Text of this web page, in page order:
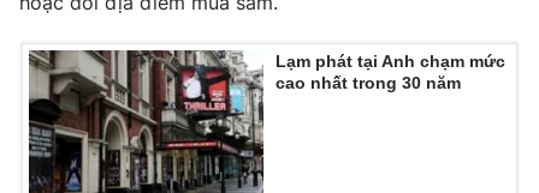
Sản phẩm
Thị trường
Tư vấn
Giao lưu trực tuyến
Lịch phát sóng
Chuyên mục khác
Lạm phát tại Anh chạm mức
cao nhất trong 30 năm